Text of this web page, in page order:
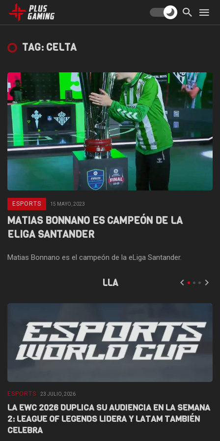
TAG: CELTA
ESPORTS 15 MAYO, 2023
MATIAS BONNANO ES CAMPEÓN DE LA
ELIGA SANTANDER
Matias Bonnano es el campeón de la eLiga Santander.
LLA
ESPORTS 23 JULIO, 2026
LA EWC 2026 DUPLICA SU AUDIENCIA EN LA SEMANA
2: LEAGUE OF LEGENDS LIDERA Y LATAM TAMBIÉN
CELEBRA